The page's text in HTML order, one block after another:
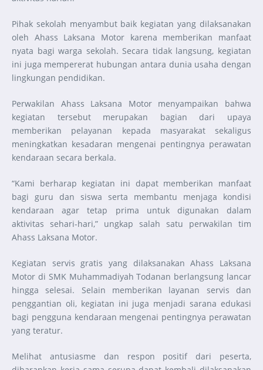
Pihak sekolah menyambut baik kegiatan yang dilaksanakan
oleh Ahass Laksana Motor karena memberikan manfaat
nyata bagi warga sekolah. Secara tidak langsung, kegiatan
ini juga mempererat hubungan antara dunia usaha dengan
lingkungan pendidikan.
Perwakilan Ahass Laksana Motor menyampaikan bahwa
kegiatan tersebut merupakan bagian dari upaya
memberikan pelayanan kepada masyarakat sekaligus
meningkatkan kesadaran mengenai pentingnya perawatan
kendaraan secara berkala.
“Kami berharap kegiatan ini dapat memberikan manfaat
bagi guru dan siswa serta membantu menjaga kondisi
kendaraan agar tetap prima untuk digunakan dalam
aktivitas sehari-hari,” ungkap salah satu perwakilan tim
Ahass Laksana Motor.
Kegiatan servis gratis yang dilaksanakan Ahass Laksana
Motor di SMK Muhammadiyah Todanan berlangsung lancar
hingga selesai. Selain memberikan layanan servis dan
penggantian oli, kegiatan ini juga menjadi sarana edukasi
bagi pengguna kendaraan mengenai pentingnya perawatan
yang teratur.
Melihat antusiasme dan respon positif dari peserta,